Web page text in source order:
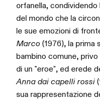
orfanella, condividendo
del mondo che la
le sue emozioni di
Marco (1976), la prima
bambino comune,
di un "eroe", ed erede
Anna dai capelli rossi
sua rappresentazione